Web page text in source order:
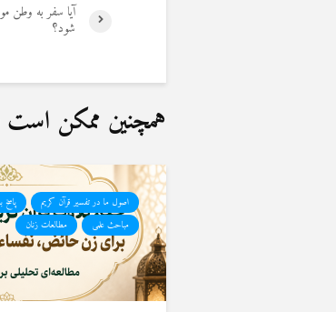
آیا سفر به وطن
شود؟
همچنین ممکن است
اصول ما در تفسیر قرآن کریم پاسخ
مباحث علمی
مطالعات زنان